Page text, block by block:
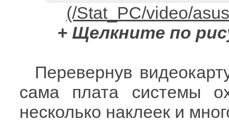
+ Щелкните по
Перевернув
сама плата системы
несколько наклеек и